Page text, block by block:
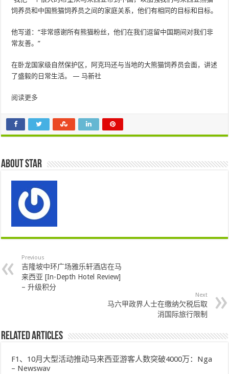
饲养员和中国熊猫饲养员之间的家庭关系，他们有相同的目标和目标。
他写道：“非常感谢所有熊猫粉丝，他们在我们逗留中国期间对我们非
常友善。”
在卧龙国家级自然保护区，阿克玛还与当地的大熊猫饲养员会面，讲述
了盛毅的日常生活。 — 马新社
阅读更多
About star
Previous
吉隆坡中环广场雅乐轩酒店在马
来西亚 [In-Depth Hotel Review]
– 升级积分
Next
马六甲政界人士在缴纳欠税后取
消国际旅行限制
Related Articles
F1、10月大型活动推动马来西亚游客人数突破4000万：Nga
– Newswav